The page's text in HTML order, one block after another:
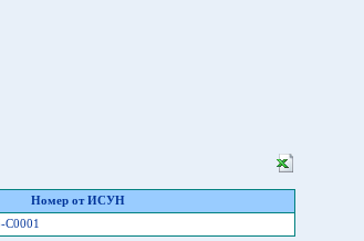
Номер от ИСУН
C0001